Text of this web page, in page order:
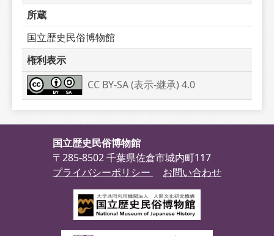
所蔵
国立歴史民俗博物館
権利表示
CC BY-SA (表示-継承) 4.0
国立歴史民俗博物館
〒285-8502 千葉県佐倉市城内町117
プライバシーポリシー
お問い合わせ